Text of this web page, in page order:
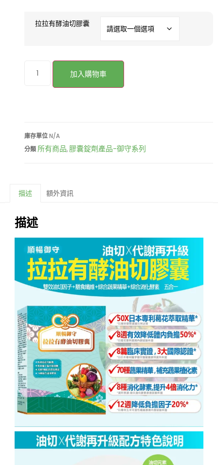
拉拉有酵油切膠囊
加入購物車
庫存單位 N/A
分類 所有商品, 膠囊錠劑產品-御守系列
描述 額外資訊
描述